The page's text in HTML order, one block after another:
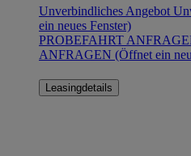
Unverbindliches Angebot
ein neues Fenster)
PROBEFAHRT
ANFRAGEN (Öffnet ein
Leasingdetails